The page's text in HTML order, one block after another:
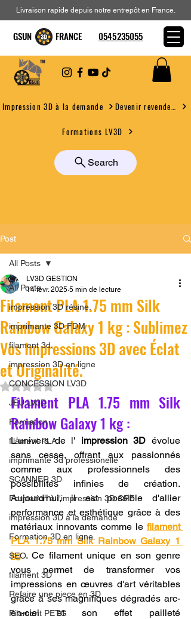
Impression 3D à la demande
Formations LV3D
Search
Livraison rapide depuis notre entrepôt en France.
GSUN FRANCE 0545235055
Post
All Posts
impression 3D résine.
imprimante 3D FDM
filament 3d,
impression 3D en ligne
CONCESSION LV3D
JEU LV3D
Formation
filament PLA
imprimante 3d professionelle
SCANNER 3D
Formation à l'impression 3D CPF
impression 3D à la demande
Formation 3D en ligne.
SEO
filament 3D
Refaire une piece en 3D
Filament PETG
All Posts
Filament PLA 1.75 mm Silk
Rainbow Galaxy 1 kg : Sublimez
Vos Impressions 3D avec Éclat
et Originalité.
LV3D GESTION
14 févr. 2025 5 min de lecture
Noté NaN étoiles sur 5.
Filament PLA 1.75 mm Silk
Rainbow Galaxy 1 kg :
L'univers de l' impression 3D évolue
sans cesse, offrant aux passionnés
comme aux professionnels des
possibilités infinies de création.
Aujourd'hui, il est possible d'allier
performance et esthétique grâce à des
matériaux innovants comme le filament
PLA 1.75 mm Silk Rainbow Galaxy 1
kg . Ce filament unique en son genre
vous permet de transformer vos
impressions en œuvres d'art véritables
grâce à ses magnifiques dégradés arc-
en-ciel et son effet pailleté